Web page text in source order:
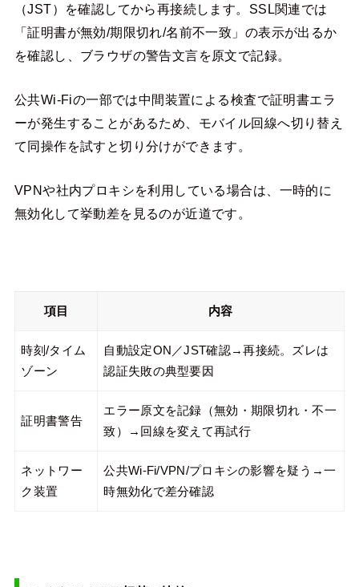
（JST）を確認してから再接続します。SSL関連では
「証明書が無効/期限切れ/名前不一致」の表示が出るか
を確認し、ブラウザの警告文言を原文で記録。
公共Wi-Fiの一部では中間装置による検査で証明書エラ
ーが発生することがあるため、モバイル回線へ切り替え
て同操作を試すと切り分けができます。
VPNや社内プロキシを利用している場合は、一時的に
無効化して挙動差を見るのが近道です。
項目 内容
時刻/タイム
ゾーン
自動設定ON／JST確認→再接続。ズレは
認証失敗の典型要因
証明書警告
エラー原文を記録（無効・期限切れ・不一
致）→回線を変えて再試行
ネットワー
ク装置
公共Wi-Fi/VPN/プロキシの影響を疑う→一
時無効化で差分確認